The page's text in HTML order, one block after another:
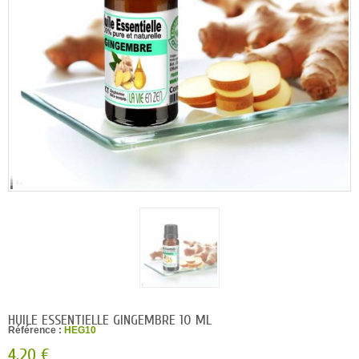
HUILE ESSENTIELLE GINGEMBRE 10 ML
Référence : HEG10